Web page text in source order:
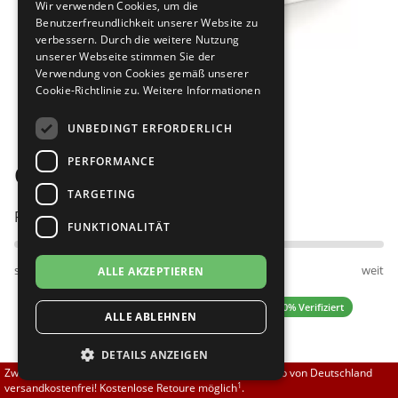
Brautschuhe
Sneaker
Übergrößen 43-44
Flexerinas
Merlet
Nueva Epoca
RayRose
Rummos
Rumpf
SoDanca
TopTanz
Bilder
Groovie Paris Camel
Passt am besten bei Fußweite:
schmal normal weit
0.00 (0 Bewertungen) ✓ 100% Verifiziert
140,00 EUR
Zwischen 70,00 EUR und 800,00 EUR liefern wir innerhalb von Deutschland
versandkostenfrei! Kostenlose Retoure möglich1.
Wir verwenden Cookies, um die
Benutzerfreundlichkeit unserer Website zu
verbessern. Durch die weitere Nutzung
unserer Webseite stimmen Sie der
Verwendung von Cookies gemäß unserer
Cookie-Richtlinie zu. Weitere Informationen
UNBEDINGT ERFORDERLICH
PERFORMANCE
TARGETING
FUNKTIONALITÄT
ALLE AKZEPTIEREN
ALLE ABLEHNEN
DETAILS ANZEIGEN